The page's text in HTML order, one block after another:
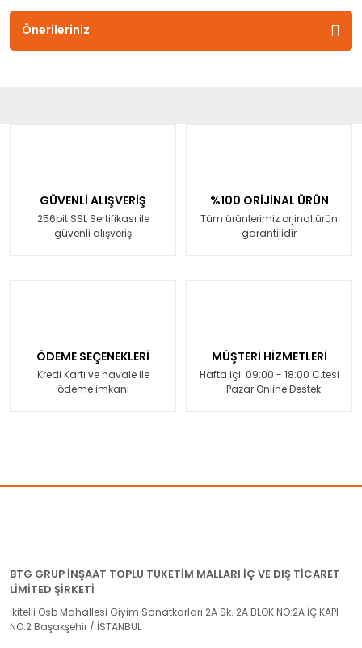
Önerileriniz
GÜVENLİ ALIŞVERİŞ
256bit SSL Sertifikası ile
güvenli alışveriş
%100 ORİJİNAL ÜRÜN
Tüm ürünlerimiz orjinal ürün
garantilidir
ÖDEME SEÇENEKLERİ
Kredi Kartı ve havale ile
ödeme imkanı
MÜŞTERİ HİZMETLERİ
Hafta içi: 09:00 - 18:00 C.tesi
- Pazar Online Destek
BTG GRUP İNŞAAT TOPLU TUKETİM MALLARI İÇ VE DIŞ TİCARET
LİMİTED ŞİRKETİ
İkitelli Osb Mahallesi Giyim Sanatkarları 2A Sk. 2A BLOK NO:2A İÇ KAPI
NO:2 Başakşehir / İSTANBUL